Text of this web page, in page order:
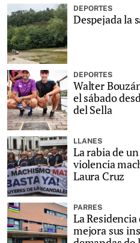
DEPORTES
Despejada la
DEPORTES
Walter
el sábado
del Sella
LLANES
La rabia de
violencia
Laura Cruz
PARRES
La
mejora sus